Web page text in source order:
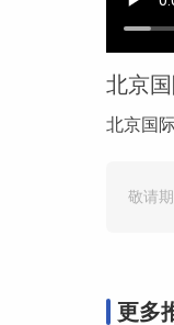
北京
北京国
敬请
更多